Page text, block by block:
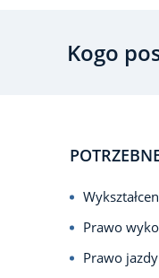
Kogo
Prawo
Prawo